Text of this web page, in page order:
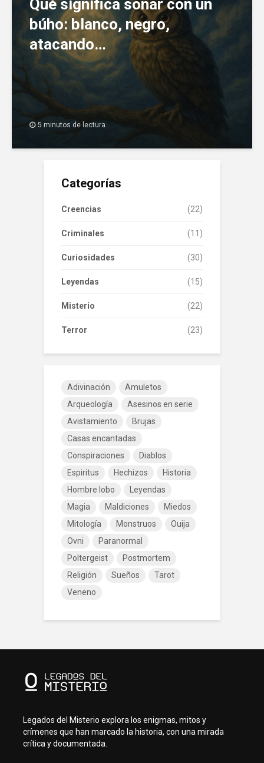
Qué significa soñar con un
búho: blanco, negro,
atacando…
5 minutos de lectura
Categorías
Creencias (22)
Criminales (11)
Curiosidades (30)
Leyendas (15)
Misterio (22)
Terror (23)
Adivinación
Amuletos
Arqueología
Asesinos en serie
Avistamiento
Brujas
Casas encantadas
Conspiraciones
Diablos
Espiritus
Hechizos
Historia
Hombre lobo
Leyendas
Magia
Maldiciones
Miedos
Mitología
Monstruos
Ouija
Ovni
Paranormal
Poltergeist
Postmortem
Religión
Sueños
Tarot
Veneno
Legados del Misterio explora los enigmas, mitos y
crímenes que han marcado la historia, con una mirada
crítica y documentada.